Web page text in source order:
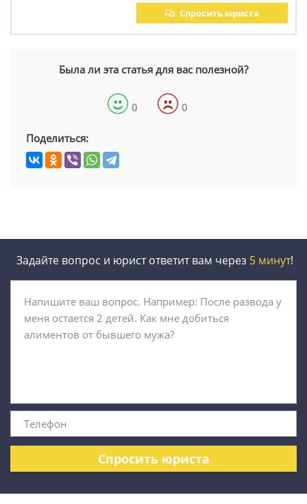
Спросить юриста
Была ли эта статья для вас полезной?
0 0
Поделиться:
Задайте вопрос и юрист ответит вам через 5 минут!
Спросить юриста